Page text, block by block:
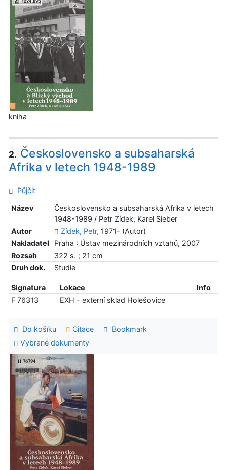
kniha
2. Československo a subsaharská
Afrika v letech 1948-1989
Půjčit
Název
Československo a subsaharská Afrika v letech
1948-1989 / Petr Zídek, Karel Sieber
Autor
Zídek, Petr, 1971- (Autor)
Nakladatel
Praha : Ústav mezinárodních vztahů, 2007
Rozsah
322 s. ; 21 cm
Druh dok.
Studie
Signatura Lokace
Info
F 76313
EXH - externí sklad Holešovice
Do košíku Citace
Bookmark
Vybrané dokumenty